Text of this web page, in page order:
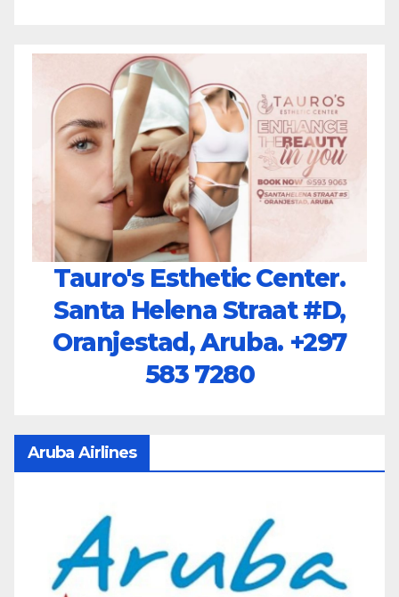
Tauro's Esthetic Center.
Santa Helena Straat #D,
Oranjestad, Aruba. +297
583 7280
Aruba Airlines